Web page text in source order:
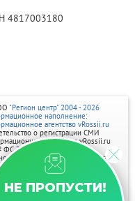
4817003180
НЕ ПРОПУСТИ!
"Регион центр" 2004 - 2026
наполнение:
агентство vRossii.ru
о регистрации СМИ
агентства vRossii.ru
77‑35502
РОСКОМНАДЗОРом 04 марта
редактора Нарыков А. Н.
на портале размещаются на
рекламы.